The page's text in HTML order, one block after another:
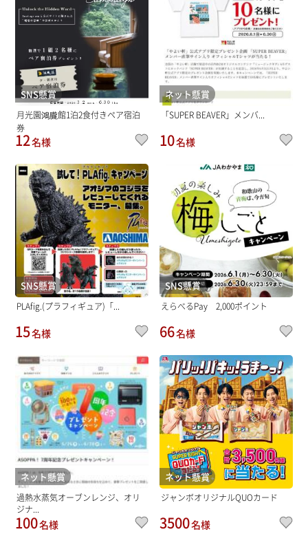
SNS懸賞
月光園鴻朧館1泊2食付きペア宿泊
券
12名様
ネット懸賞
「SUPER BEAVER」メンバ...
10名様
SNS懸賞
PLAfig.(プラフィギュア)「...
15名様
SNS懸賞
えらべるPay 2,000ポイント
66名様
ネット懸賞
過熱水蒸気オーブンレンジ、オリ
ジナ...
100名様
ネット懸賞
ジャンボオリジナルQUOカード
3500名様